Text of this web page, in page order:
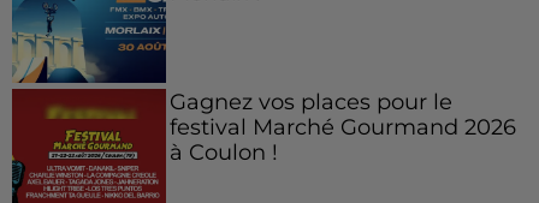
Gagnez vos places pour le
festival Marché Gourmand 2026
à Coulon !